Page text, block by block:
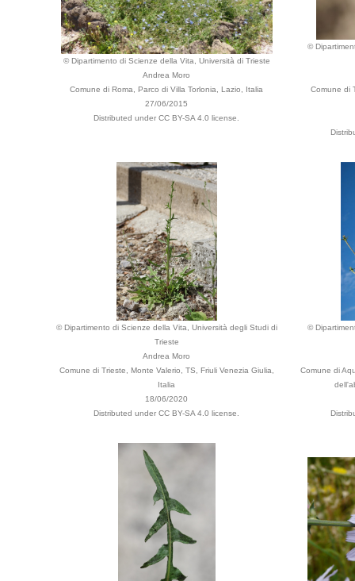
© Dipartimento di Scienze della Vita, Università di Trieste
Andrea Moro
Comune di Roma, Parco di Villa Torlonia, Lazio, Italia
27/06/2015
Distributed under CC BY-SA 4.0 license.
©
Comune di
© Dipartimento di Scienze della Vita, Università degli Studi di
Trieste
Andrea Moro
Comune di Trieste, Monte Valerio, TS, Friuli Venezia Giulia,
Italia
18/06/2020
Distributed under CC BY-SA 4.0 license.
©
Comune di